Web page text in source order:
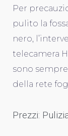
Per
pulito la
nero,
telecamera
sono
della rete
Prezzi: